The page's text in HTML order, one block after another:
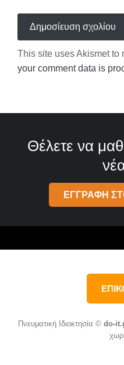
This site uses Akismet to
your comment data is
Θέλετε να
ΕΓΓΡΑΦΗ
Πνευματική Ιδιοκτησία © do-